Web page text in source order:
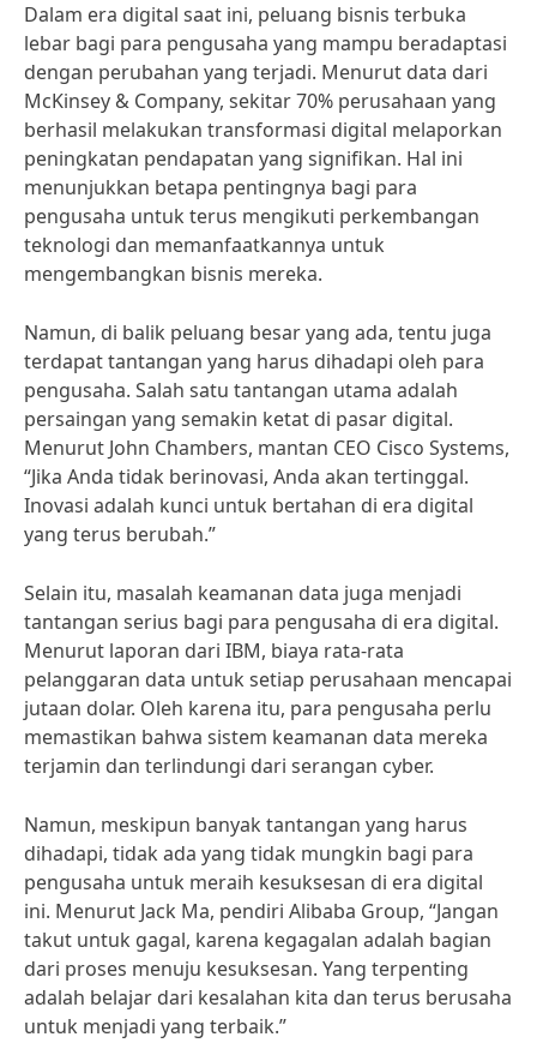
Dalam era digital saat ini, peluang bisnis terbuka
lebar bagi para pengusaha yang mampu beradaptasi
dengan perubahan yang terjadi. Menurut data dari
McKinsey & Company, sekitar 70% perusahaan yang
berhasil melakukan transformasi digital melaporkan
peningkatan pendapatan yang signifikan. Hal ini
menunjukkan betapa pentingnya bagi para
pengusaha untuk terus mengikuti perkembangan
teknologi dan memanfaatkannya untuk
mengembangkan bisnis mereka.
Namun, di balik peluang besar yang ada, tentu juga
terdapat tantangan yang harus dihadapi oleh para
pengusaha. Salah satu tantangan utama adalah
persaingan yang semakin ketat di pasar digital.
Menurut John Chambers, mantan CEO Cisco Systems,
“Jika Anda tidak berinovasi, Anda akan tertinggal.
Inovasi adalah kunci untuk bertahan di era digital
yang terus berubah.”
Selain itu, masalah keamanan data juga menjadi
tantangan serius bagi para pengusaha di era digital.
Menurut laporan dari IBM, biaya rata-rata
pelanggaran data untuk setiap perusahaan mencapai
jutaan dolar. Oleh karena itu, para pengusaha perlu
memastikan bahwa sistem keamanan data mereka
terjamin dan terlindungi dari serangan cyber.
Namun, meskipun banyak tantangan yang harus
dihadapi, tidak ada yang tidak mungkin bagi para
pengusaha untuk meraih kesuksesan di era digital
ini. Menurut Jack Ma, pendiri Alibaba Group, “Jangan
takut untuk gagal, karena kegagalan adalah bagian
dari proses menuju kesuksesan. Yang terpenting
adalah belajar dari kesalahan kita dan terus berusaha
untuk menjadi yang terbaik.”